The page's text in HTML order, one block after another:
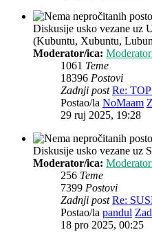
Diskusije usko vezane uz
(Kubuntu, Xubuntu,
Moderator/ica:
1061 Teme
18396 Postovi
Zadnji post Re:
Postao/la NoMaam
29 ruj 2025, 19:28
Diskusije usko vezane uz
Moderator/ica:
256 Teme
7399 Postovi
Zadnji post Re:
Postao/la pandul
18 pro 2025, 00:25